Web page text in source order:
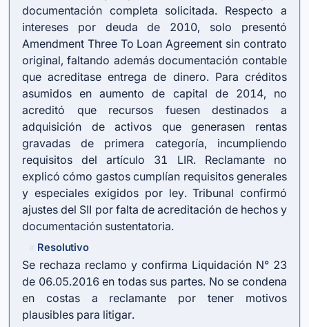
documentación completa solicitada. Respecto a
intereses por deuda de 2010, solo presentó
Amendment Three To Loan Agreement sin contrato
original, faltando además documentación contable
que acreditase entrega de dinero. Para créditos
asumidos en aumento de capital de 2014, no
acreditó que recursos fuesen destinados a
adquisición de activos que generasen rentas
gravadas de primera categoría, incumpliendo
requisitos delartículo 31 LIR. Reclamante no
explicó cómo gastos cumplían requisitos generales
y especiales exigidos por ley. Tribunal confirmó
ajustes del SII por falta de acreditación de hechos y
documentación sustentatoria.
Resolutivo
Se rechaza reclamo y confirma Liquidación N° 23
de 06.05.2016 en todas sus partes. No se condena
en costas a reclamante por tener motivos
plausibles para litigar.